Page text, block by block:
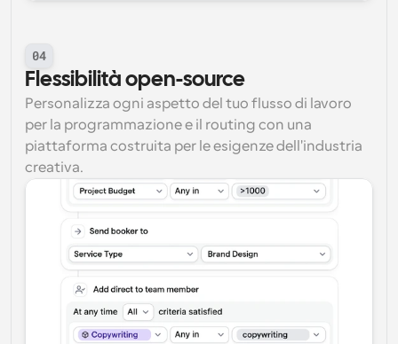
04
Flessibilità open-source
Personalizza ogni aspetto del tuo flusso di lavoro
per la programmazione e il routing con una
piattaforma costruita per le esigenze dell'industria
creativa.